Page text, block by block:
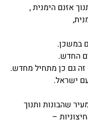
אזנם הימנית ,
במשכן.
החדש.
זה גם כן מתחיל מחדש.
ישראל.
שהבונות ותנוך
–